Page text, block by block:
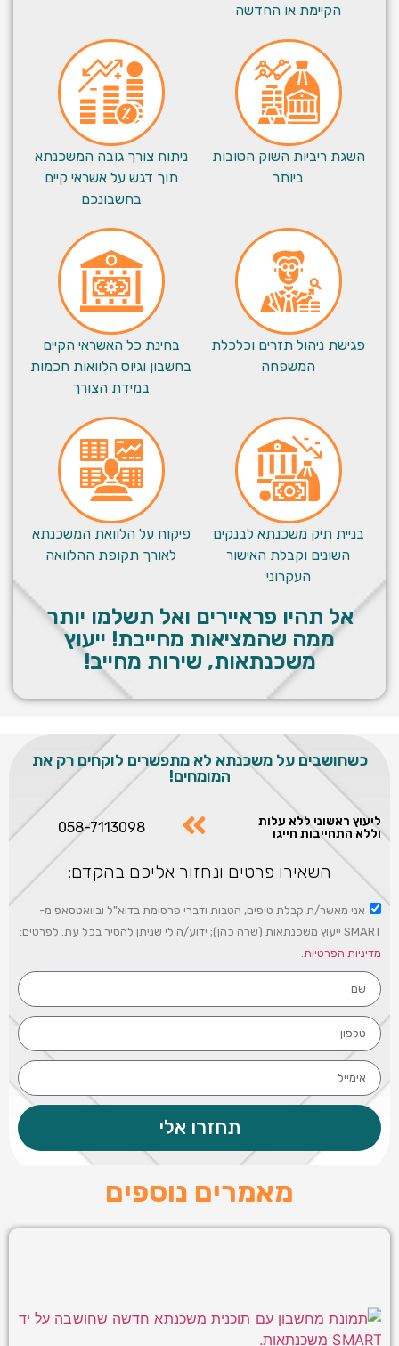
הקיימת או החדשה
השגת ריביות השוק הטובות
ביותר
ניתוח צורך גובה המשכנתא
תוך דגש על אשראי קיים
בחשבונכם
פגישת ניהול תזרים וכלכלת
המשפחה
בחינת כל האשראי הקיים
בחשבון וגיוס הלוואות חכמות
במידת הצורך
בניית תיק משכנתא לבנקים
השונים וקבלת האישור
העקרוני
פיקוח על הלוואת המשכנתא
לאורך תקופת ההלוואה
אל תהיו פראיירים ואל תשלמו יותר
ממה שהמציאות מחייבת! ייעוץ
משכנתאות, שירות מחייב!
כשחושבים על משכנתא לא מתפשרים לוקחים רק את
המומחים!
ליעוץ ראשוני ללא עלות
וללא התחייבות חייגו
058-7113098
השאירו פרטים ונחזור אליכם בהקדם:
אני מאשר/ת קבלת טיפים, הטבות ודברי פרסומת בדוא"ל ובוואטסאפ מ-
SMART ייעוץ משכנתאות (שרה כהן); ידוע/ה לי שניתן להסיר בכל עת. לפרטים:
מדיניות הפרטיות.
תחזרו אלי
מאמרים נוספים